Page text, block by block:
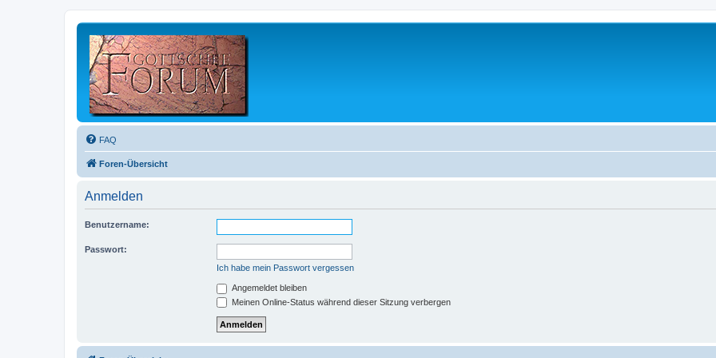
FAQ
Foren-Übersicht
Anmelden
Benutzername:
Passwort:
Ich habe mein Passwort vergessen
Angemeldet bleiben
Meinen Online-Status während dieser Sitzung verbergen